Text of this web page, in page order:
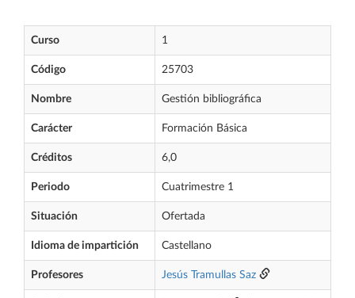
Curso 1
Código 25703
Nombre Gestión bibliográfica
Carácter Formación Básica
Créditos 6,0
Periodo Cuatrimestre 1
Situación Ofertada
Idioma de impartición Castellano
Profesores Jesús Tramullas Saz